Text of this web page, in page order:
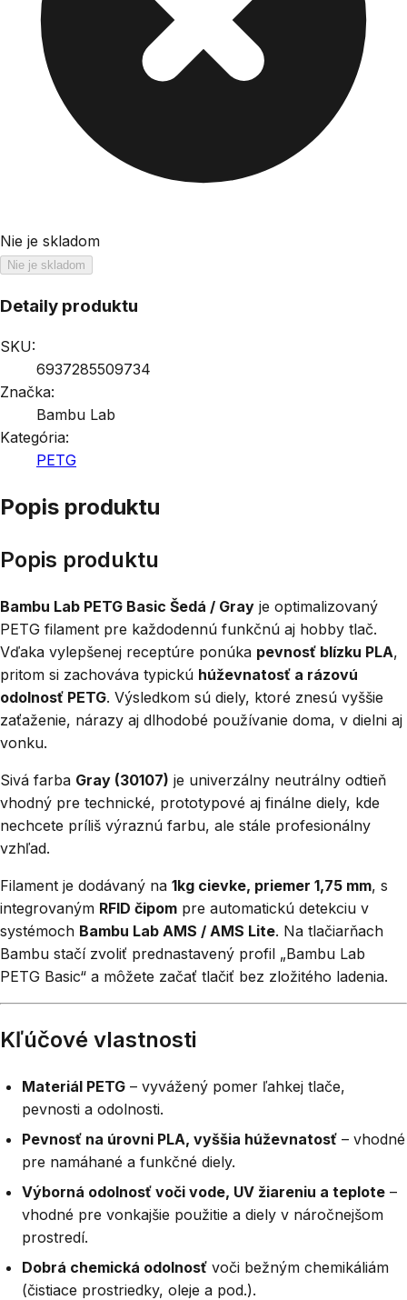
Nie je skladom
Nie je skladom
Detaily produktu
SKU:
6937285509734
Značka:
Bambu Lab
Kategória:
PETG
Popis produktu
Popis produktu
Bambu Lab PETG Basic Šedá / Gray je optimalizovaný
PETG filament pre každodennú funkčnú aj hobby tlač.
Vďaka vylepšenej receptúre ponúka pevnosť blízku PLA,
pritom si zachováva typickú húževnatosť a rázovú
odolnosť PETG. Výsledkom sú diely, ktoré znesú vyššie
zaťaženie, nárazy aj dlhodobé používanie doma, v dielni aj
vonku.
Sivá farba Gray (30107) je univerzálny neutrálny odtieň
vhodný pre technické, prototypové aj finálne diely, kde
nechcete príliš výraznú farbu, ale stále profesionálny
vzhľad.
Filament je dodávaný na 1kg cievke, priemer 1,75 mm, s
integrovaným RFID čipom pre automatickú detekciu v
systémoch Bambu Lab AMS / AMS Lite. Na tlačiarňach
Bambu stačí zvoliť prednastavený profil „Bambu Lab
PETG Basic“ a môžete začať tlačiť bez zložitého ladenia.
Kľúčové vlastnosti
Materiál PETG – vyvážený pomer ľahkej tlače,
pevnosti a odolnosti.
Pevnosť na úrovni PLA, vyššia húževnatosť – vhodné
pre namáhané a funkčné diely.
Výborná odolnosť voči vode, UV žiareniu a teplote –
vhodné pre vonkajšie použitie a diely v náročnejšom
prostredí.
Dobrá chemická odolnosť voči bežným chemikáliám
(čistiace prostriedky, oleje a pod.).